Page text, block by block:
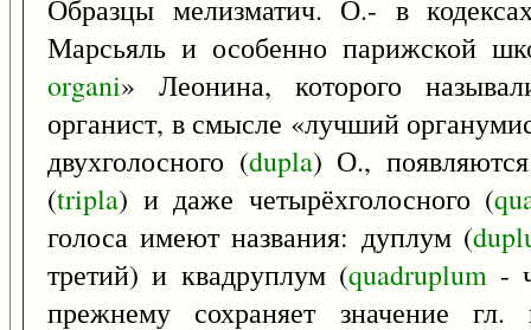
Образцы мелизматич. О.- в
Марсьяль и особенно парижской
organi» Леонина, которого
органист, в смысле «лучший
двухголосного (dupla) О., появляются
(tripla) и даже четырёхголосного (
голоса имеют названия: дуплум (
третий) и квадруплум (quadruplum-
прежнему сохраняет значение гл.